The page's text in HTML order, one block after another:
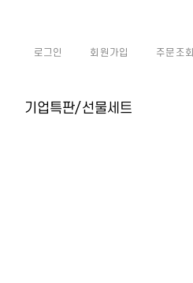
기업특판/선물세트
로그인 회원가입 주문조회